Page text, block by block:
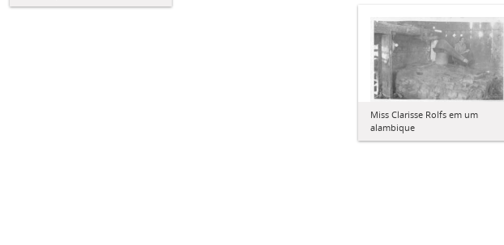
Miss Clarisse Rolfs em um
alambique